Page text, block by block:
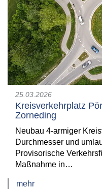
25.03.2026
Kreisverkehrplatz
Zorneding
Neubau 4-armiger
Durchmesser und
Provisorische
Maßnahme in…
mehr